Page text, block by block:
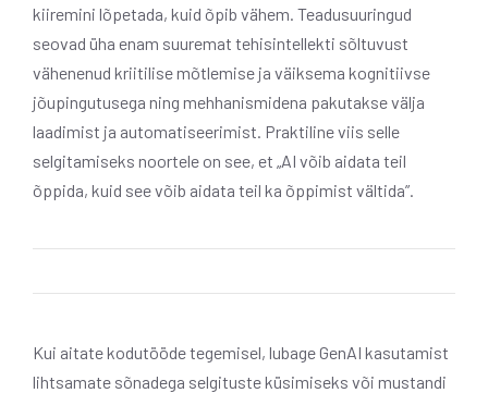
kiiremini lõpetada, kuid õpib vähem. Teadusuuringud
seovad üha enam suuremat tehisintellekti sõltuvust
vähenenud kriitilise mõtlemise ja väiksema kognitiivse
jõupingutusega ning mehhanismidena pakutakse välja
laadimist ja automatiseerimist. Praktiline viis selle
selgitamiseks noortele on see, et „AI võib aidata teil
õppida, kuid see võib aidata teil ka õppimist vältida”.
Kui aitate kodutööde tegemisel, lubage GenAI kasutamist
lihtsamate sõnadega selgituste küsimiseks või mustandi